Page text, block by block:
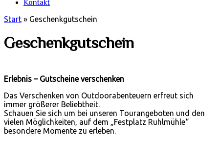
Kontakt
Start » Geschenkgutschein
Geschenkgutschein
Erlebnis – Gutscheine verschenken
Das Verschenken von Outdoorabenteuern erfreut sich
immer größerer Beliebtheit.
Schauen Sie sich um bei unseren Tourangeboten und den
vielen Möglichkeiten, auf dem „Festplatz Ruhlmühle“
besondere Momente zu erleben.